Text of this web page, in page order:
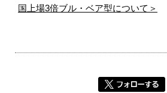
国上場3倍ブル・ベア型について＞